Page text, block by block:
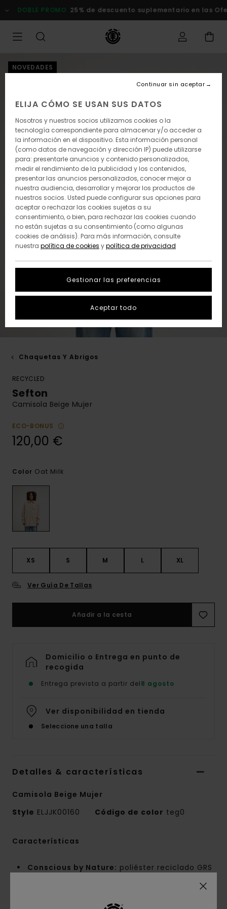
la
DOBLE PROMO 25% de descuento suplementario en las
NOVEDADES
Chaquetas Y Abrigos
RECYCLED
Sefton
Camisola Beige Mujer
ECO-BONUS
120,00 €
Color Oat Milk
XS S M L XL
Ver Guía De Tallas
Añadir a la cesta
Domicilio o Entrega en punto de
recogida
Entrega prevista a partir del8 agosto
Ver disponibilidad en tienda
Seleccione una talla
Detalles & características
Camisola Beige Mujer
Style ELJJK00160 Código de color teg0
Características
Conscious by Nature: poliéster reciclado GRS
Confección del tejido:tejido polar [380
ELIJA CÓMO SE USAN SUS DATOS
Nosotros y nuestros socios utilizamos cookies o la
tecnología correspondiente para almacenar y/o acceder a
la información en el dispositivo. Esta información personal
(como datos de navegación y dirección IP) puede utilizarse
para: presentarle anuncios y contenido personalizados,
medir el rendimiento de la publicidad y los contenidos,
presentar las anuncios personalizados, conocer mejor a
nuestra audiencia, desarrollar y mejorar los productos de
nuestros socios. Usted puede configurar sus opciones para
aceptar o rechazar las cookies sujetas a su
consentimiento, o bien, para rechazar las cookies cuando
no están sujetas a su consentimiento (como algunas
cookies de análisis). Para más información, consulte
nuestra política de cookies ypolítica de privacidad
Gestionar las preferencias
Continuar sin aceptar
Aceptar todo